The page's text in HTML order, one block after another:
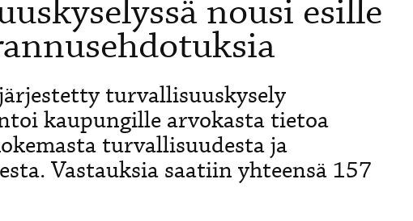
nousi esille
turvallisuuskysely
kaupungille arvokasta tietoa
turvallisuudesta ja
Vastauksia saatiin yhteensä 157